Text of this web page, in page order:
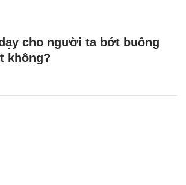
cho người ta bớt buông
không?